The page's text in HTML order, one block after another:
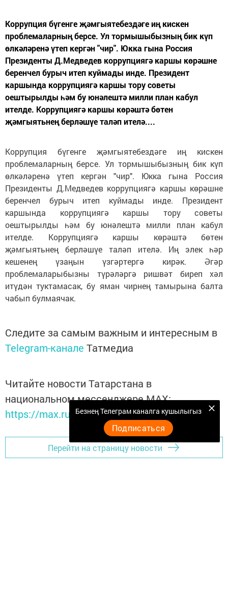
Коррупция бүгенге җәмгыятебездәге иң кискен
проблемаларның берсе. Ул тормышыбызның бик күп
өлкәләренә үтеп кергән "чир". Юкка гына Россия
Президенты Д.Медведев коррупциягә каршы көрәшне
беренчел бурыч итеп куймады инде. Президент
каршында коррупциягә каршы тору советы
оештырылды һәм бу юнәлештә милли план кабул
ителде. Коррупциягә каршы көрәштә бөтен
җәмгыятьнең берләшүе таләп ителә....
Коррупция бүгенге җәмгыятебездәге иң кискен
проблемаларның берсе. Ул тормышыбызның бик күп
өлкәләренә үтеп кергән "чир". Юкка гына Россия
Президенты Д.Медведев коррупциягә каршы көрәшне
беренчел бурыч итеп куймады инде. Президент
каршында коррупциягә каршы тору советы
оештырылды һәм бу юнәлештә милли план кабул
ителде. Коррупциягә каршы көрәштә бөтен
җәмгыятьнең берләшүе таләп ителә. Иң элек һәр
кешенең үзаңын үзгәртергә кирәк. Әгәр
проблемаларыбызны түрәләргә ришвәт биреп хәл
итүдән туктамасак, бу яман чирнең тамырына балта
чабып булмаячак.
Следите за самым важным и интересным в
Telegram-канале Татмедиа
Читайте новости Татарстана в
национальном мессенджере MАХ:
https://max.ru/tatmedia
Перейти на страницу новости
Безнең Телеграм каналга кушылыгыз
Подписаться